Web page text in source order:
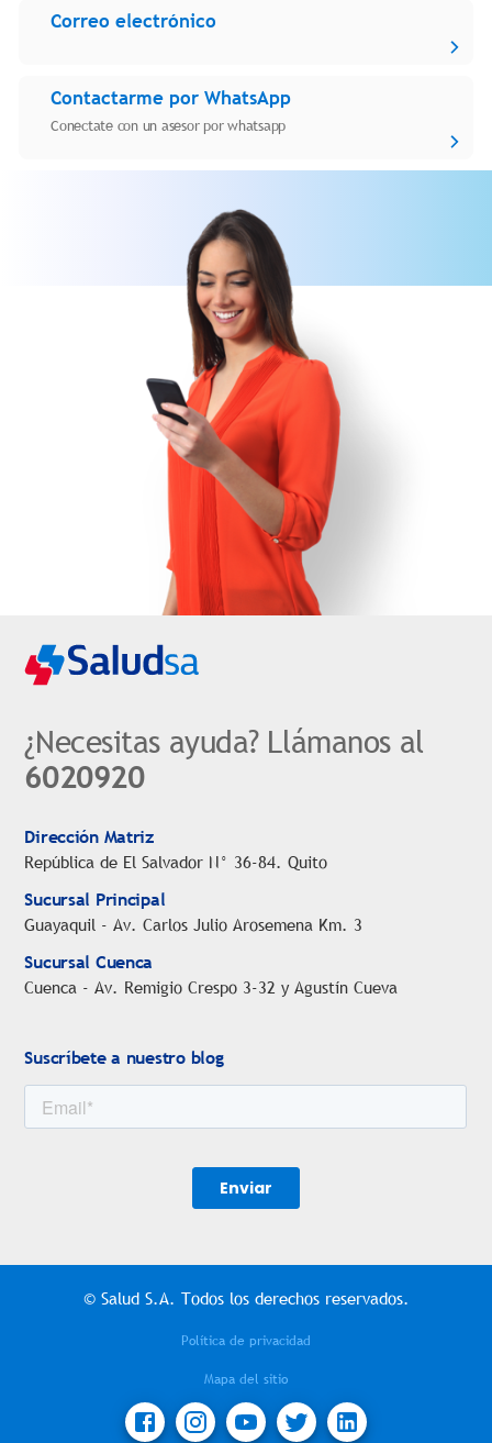
Correo electrónico
Contactarme por WhatsApp
Conectate con un asesor por whatsapp
¿Necesitas ayuda? Llámanos al
6020920
Dirección Matriz
República de El Salvador N° 36-84. Quito
Sucursal Principal
Guayaquil - Av. Carlos Julio Arosemena Km. 3
Sucursal Cuenca
Cuenca - Av. Remigio Crespo 3-32 y Agustín Cueva
Suscríbete a nuestro blog
© Salud S.A. Todos los derechos reservados.
Política de privacidad
Mapa del sitio